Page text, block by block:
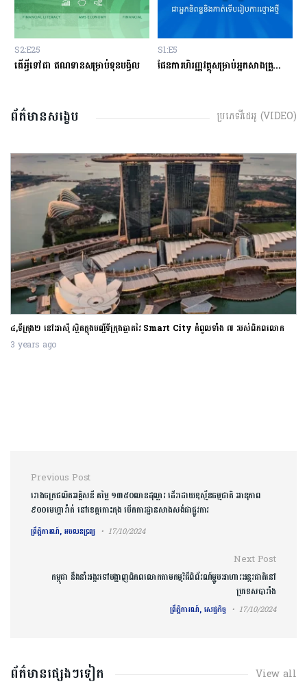
ទានសម្រាប់ទុនបង្វិល ផែនការហិរញ្ញវត្ថុសម្រាប់អ្នកសាងគ្រួសារថ្មីថ្មោង
ព័ត៌មានសង្ខេប ប្រភេទវីដេអូ (VIDEO)
៤,ទីក្រុង២ នៅអាស៊ី ស្ថិតក្នុងបញ្ជីទីក្រុងឆ្លាតវៃ Smart City កំពូលទាំង ៧ របស់ពិភពលោក
3 years ago
Post navigation
Previous Post
រោងចក្រផលិតអគ្គិសនី តម្លៃ ១៣៥០លានដុល្លារ ដើរដោយឧស្ម័នធម្មជាតិ អានុភាព
៩០០មេហ្គាវ៉ាត់ នៅខេត្តកោះកុង បើកការដ្ឋានសាងសង់ជាផ្លូវការ
ព្រឹត្តិការណ៍, អចលនទ្រព្យ 17/10/2024
Next Post
កម្ពុជា នឹងនាំអង្ករទៅបង្ហាញពិភពលោកតាមកម្មវិធីពិព័រណ៍ម្ហូបអាហារអន្តរជាតិនៅ
ប្រទេសបារាំង
ព្រឹត្តិការណ៍, សេដ្ឋកិច្ច 17/10/2024
ព័ត៌មានផ្សេងៗទៀត View all